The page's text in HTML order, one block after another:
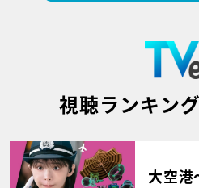
視聴ランキング
大空港